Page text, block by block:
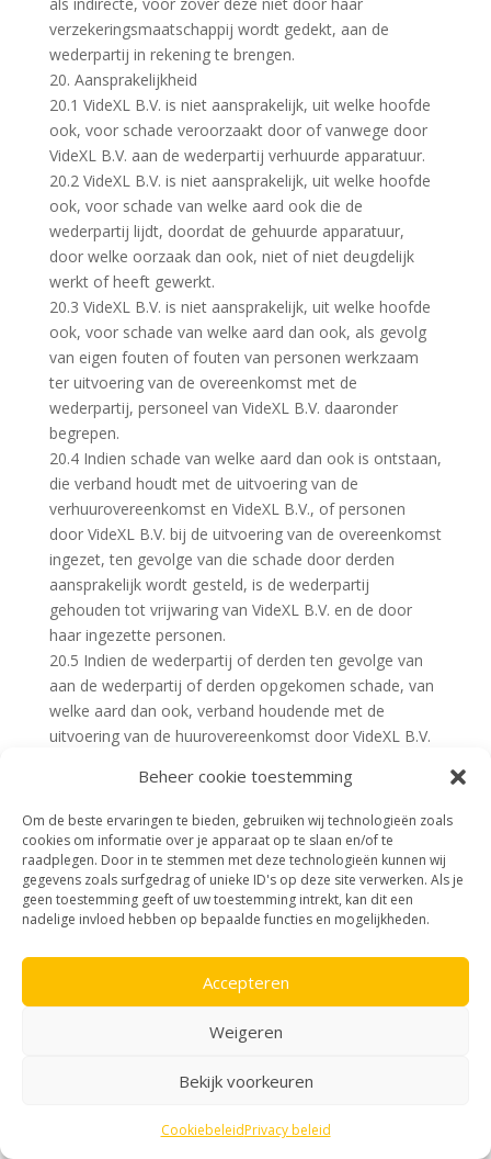
Beheer cookie toestemming
Om de beste ervaringen te bieden, gebruiken wij technologieën zoals
cookies om informatie over je apparaat op te slaan en/of te
raadplegen. Door in te stemmen met deze technologieën kunnen wij
gegevens zoals surfgedrag of unieke ID's op deze site verwerken. Als je
geen toestemming geeft of uw toestemming intrekt, kan dit een
nadelige invloed hebben op bepaalde functies en mogelijkheden.
Accepteren
Weigeren
Bekijk voorkeuren
CookiebeleidPrivacy beleid
verzekeringsmaatschappij wordt gedekt, aan de
wederpartij in rekening te brengen.
20. Aansprakelijkheid
20.1 VideXL B.V. is niet aansprakelijk, uit welke hoofde
ook, voor schade veroorzaakt door of vanwege door
VideXL B.V. aan de wederpartij verhuurde apparatuur.
20.2 VideXL B.V. is niet aansprakelijk, uit welke hoofde
ook, voor schade van welke aard ook die de
wederpartij lijdt, doordat de gehuurde apparatuur,
door welke oorzaak dan ook, niet of niet deugdelijk
werkt of heeft gewerkt.
20.3 VideXL B.V. is niet aansprakelijk, uit welke hoofde
ook, voor schade van welke aard dan ook, als gevolg
van eigen fouten of fouten van personen werkzaam
ter uitvoering van de overeenkomst met de
wederpartij, personeel van VideXL B.V. daaronder
begrepen.
20.4 Indien schade van welke aard dan ook is ontstaan,
die verband houdt met de uitvoering van de
verhuurovereenkomst en VideXL B.V., of personen
door VideXL B.V. bij de uitvoering van de overeenkomst
ingezet, ten gevolge van die schade door derden
aansprakelijk wordt gesteld, is de wederpartij
gehouden tot vrijwaring van VideXL B.V. en de door
haar ingezette personen.
20.5 Indien de wederpartij of derden ten gevolge van
aan de wederpartij of derden opgekomen schade, van
welke aard dan ook, verband houdende met de
uitvoering van de huurovereenkomst door VideXL B.V.
personen voor het toebrengen van de schade
aansprakelijk stellen, kunnen die personen zich bij
uitsluiting van de aansprakelijkheid op deze
voorwaarden beroepen.
20.6 VideXL B.V. is niet aansprakelijk uit welke hoofde
dan ook, voor schade van welke aard dan ook,
andere tot de wederpartij in relatie staande personen,
bij gebruik van gehuurde zaken.
21. Ontbinding van de huurovereenkomst
21.1 Indien de wederpartij zijn verplichtingen uit de
niet nakomt, heeft VideXL B.V. het recht de
apparatuur weer in bezit te nemen. In dat geval is de